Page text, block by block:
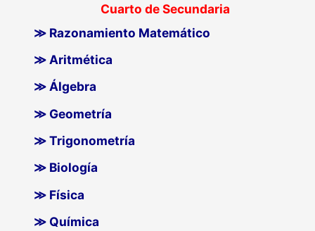
Cuarto de Secundaria
≫ Razonamiento Matemático
≫ Aritmética
≫ Álgebra
≫ Geometría
≫ Trigonometría
≫ Biología
≫ Física
≫ Química